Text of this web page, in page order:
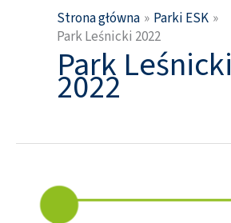
Strona główna
Parki ESK
Park Leśnicki 2022
Park Leśnicki
2022